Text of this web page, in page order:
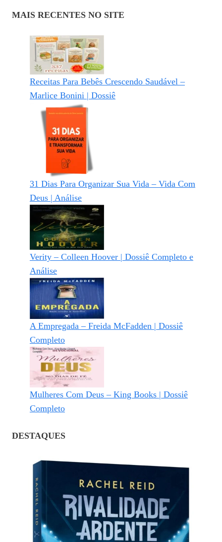
MAIS RECENTES NO SITE
Receitas Para Bebês Crescendo Saudável –
Marlice Bonini | Dossiê
31 Dias Para Organizar Sua Vida – Vida Com
Deus | Análise
Verity – Colleen Hoover | Dossiê Completo e
Análise
A Empregada – Freida McFadden | Dossiê
Completo
Mulheres Com Deus – King Books | Dossiê
Completo
DESTAQUES